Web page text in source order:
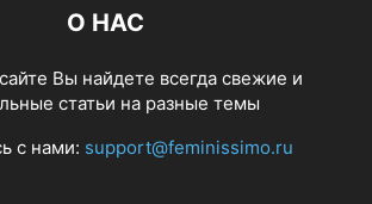
О НАС
Вы найдете всегда свежие и
статьи на разные темы
с нами: support@feminissimo.ru